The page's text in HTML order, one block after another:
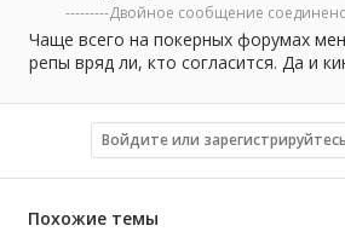
---------Двойное сообщение
Чаще всего на покерных форумах
репы вряд ли, кто согласится. Да и
Войдите или
Похожие темы